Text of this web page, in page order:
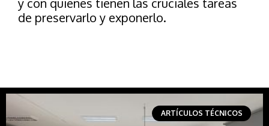
y con quienes tienen las cruciales tareas
de preservarlo y exponerlo.
ARTÍCULOS TÉCNICOS